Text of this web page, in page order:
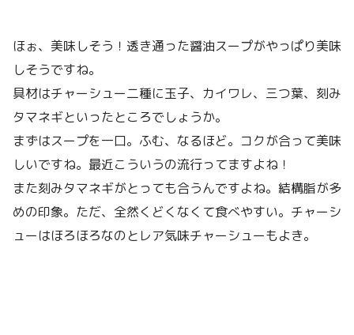
ほぉ、美味しそう！透き通った醤油スープがやっぱり美味
しそうですね。
具材はチャーシュー二種に玉子、カイワレ、三つ葉、刻み
タマネギといったところでしょうか。
まずはスープを一口。ふむ、なるほど。コクが合って美味
しいですね。最近こういうの流行ってますよね！
また刻みタマネギがとっても合うんですよね。結構脂が多
めの印象。ただ、全然くどくなくて食べやすい。チャーシ
ューはほろほろなのとレア気味チャーシューもよき。